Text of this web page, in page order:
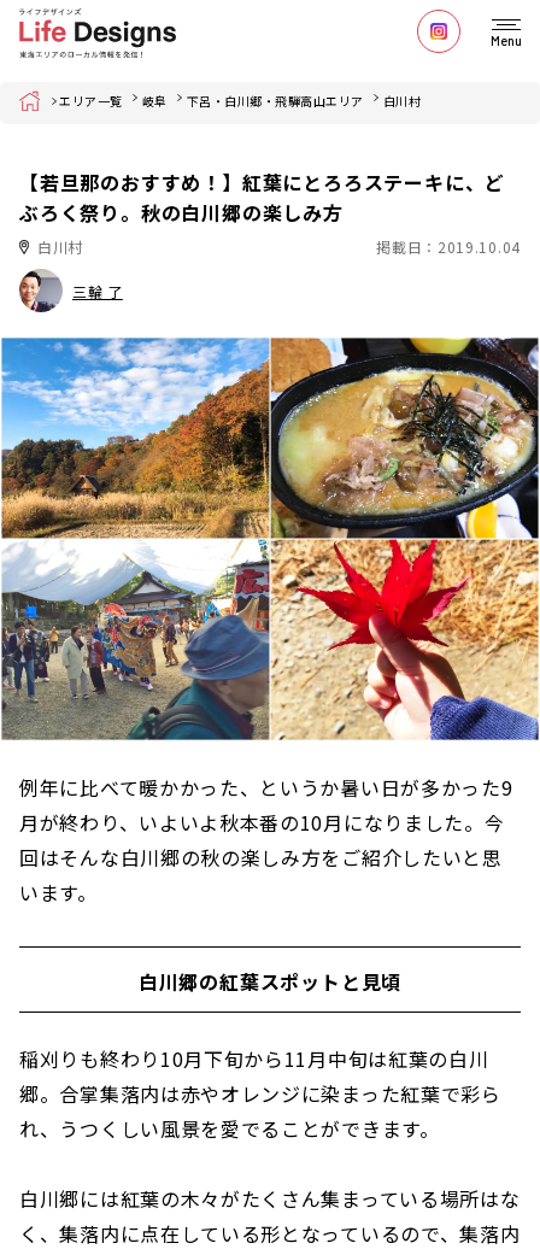
Menu
Home エリア一覧 岐阜 下呂・白川郷・飛騨高山エリア 白川村
【若旦那のおすすめ！】紅葉にとろろステーキに、ど
ぶろく祭り。秋の白川郷の楽しみ方
白川村 掲載日：2019.10.04
三輪 了
例年に比べて暖かかった、というか暑い日が多かった9
月が終わり、いよいよ秋本番の10月になりました。今
回はそんな白川郷の秋の楽しみ方をご紹介したいと思
います。
白川郷の紅葉スポットと見頃
稲刈りも終わり10月下旬から11月中旬は紅葉の白川
郷。合掌集落内は赤やオレンジに染まった紅葉で彩ら
れ、うつくしい風景を愛でることができます。
白川郷には紅葉の木々がたくさん集まっている場所はな
く、集落内に点在している形となっているので、集落内